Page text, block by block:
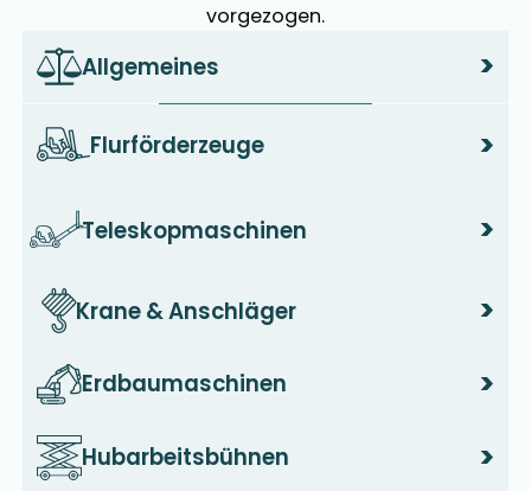
vorgezogen.
Allgemeines >
Flurförderzeuge >
Teleskopmaschinen >
Krane & Anschläger >
Erdbaumaschinen >
Hubarbeitsbühnen >